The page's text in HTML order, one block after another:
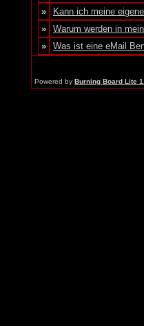
»
Kann ich meine
»
Warum werden in
»
Was ist eine eMail
Powered by Burning Board Lite